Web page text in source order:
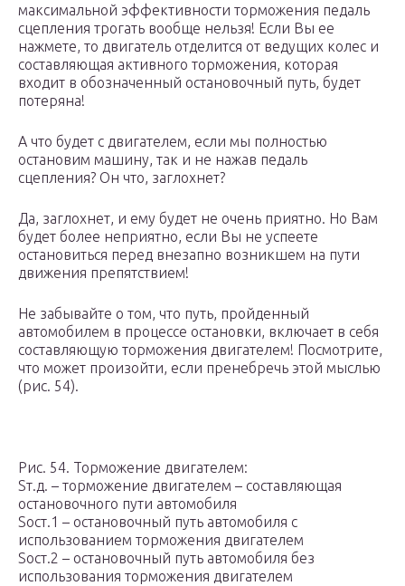
максимальной эффективности торможения педаль
сцепления трогать вообще нельзя! Если Вы ее
нажмете, то двигатель отделится от ведущих колес и
составляющая активного торможения, которая
входит в обозначенный остановочный путь, будет
потеряна!
А что будет с двигателем, если мы полностью
остановим машину, так и не нажав педаль
сцепления? Он что, заглохнет?
Да, заглохнет, и ему будет не очень приятно. Но Вам
будет более неприятно, если Вы не успеете
остановиться перед внезапно возникшем на пути
движения препятствием!
Не забывайте о том, что путь, пройденный
автомобилем в процессе остановки, включает в себя
составляющую торможения двигателем! Посмотрите,
что может произойти, если пренебречь этой мыслью
(рис. 54).
Рис. 54. Торможение двигателем:
Sт.д. – торможение двигателем – составляющая
остановочного пути автомобиля
Sост.1 – остановочный путь автомобиля с
использованием торможения двигателем
Sост.2 – остановочный путь автомобиля без
использования торможения двигателем